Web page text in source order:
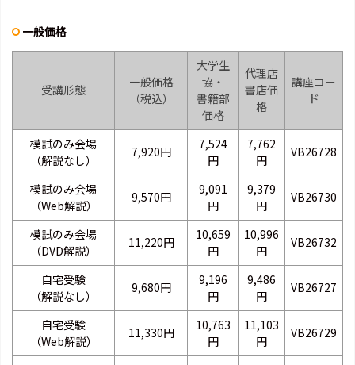
一般価格
受講形態
一般価格
（税込）
大学生
協・
書籍部
価格
代理店
書店価
格
講座コー
ド
模試のみ会場
（解説なし）
7,920円
7,524
円
7,762
円
VB26728
模試のみ会場
（Web解説）
9,570円
9,091
円
9,379
円
VB26730
模試のみ会場
（DVD解説）
11,220円
10,659
円
10,996
円
VB26732
自宅受験
（解説なし）
9,680円
9,196
円
9,486
円
VB26727
自宅受験
（Web解説）
11,330円
10,763
円
11,103
円
VB26729